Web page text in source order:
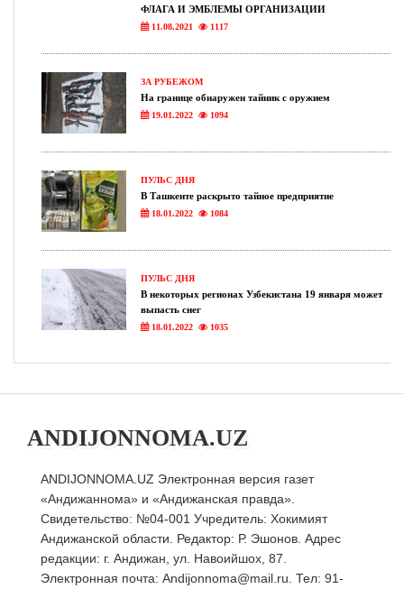
ФЛАГА И ЭМБЛЕМЫ ОРГАНИЗАЦИИ
11.08.2021 1117
ЗА РУБЕЖОМ
На границе обнаружен тайник с оружием
19.01.2022 1094
ПУЛЬС ДНЯ
В Ташкенте раскрыто тайное предприятие
18.01.2022 1084
ПУЛЬС ДНЯ
В некоторых регионах Узбекистана 19 января может
выпасть снег
18.01.2022 1035
ANDIJONNOMA.UZ
ANDIJONNOMA.UZ Электронная версия газет
«Андижаннома» и «Андижанская правда».
Свидетельство: №04-001 Учредитель: Хокимият
Андижанской области. Редактор: Р. Эшонов. Адрес
редакции: г. Андижан, ул. Навоийшох, 87.
Электронная почта: Andijonnoma@mail.ru. Тел: 91-